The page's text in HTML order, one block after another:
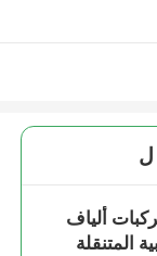
ل
ألياف
المتنقلة